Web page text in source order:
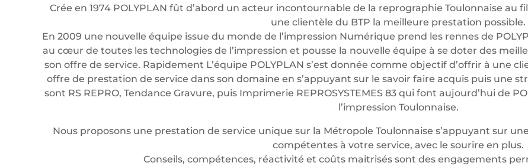
Crée en 1974 POLYPLAN fût d’abord un acteur incontournable de la reprographie Toulonnaise
une clientèle du BTP la meilleure prestation possible.
En 2009 une nouvelle équipe issue du monde de l’impression Numérique prend les rennes de
au cœur de toutes les technologies de l’impression et pousse la nouvelle équipe à se doter des
son offre de service. Rapidement L’équipe POLYPLAN s’est donnée comme objectif d’offrir à une
offre de prestation de service dans son domaine en s’appuyant sur le savoir faire acquis puis une
sont RS REPRO, Tendance Gravure, puis Imprimerie REPROSYSTEMES 83 qui font aujourd’hui de
l’impression Toulonnaise.
Nous proposons une prestation de service unique sur la Métropole Toulonnaise s’appuyant sur
compétentes à votre service, avec le sourire en plus.
Conseils, compétences, réactivité et coûts maitrisés sont des engagements